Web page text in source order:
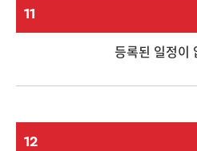
11
등록된 일정이
12